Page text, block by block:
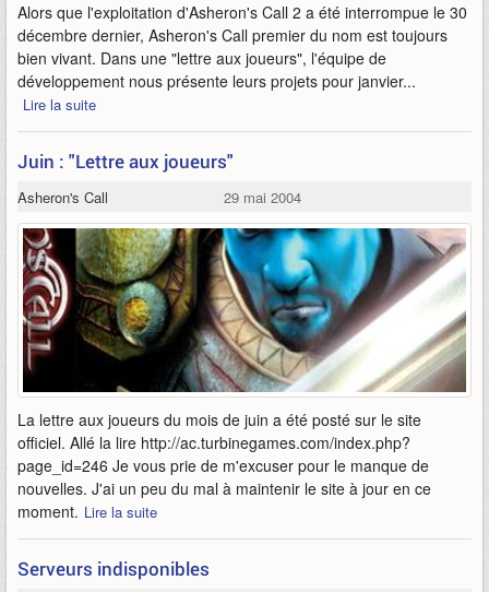
Alors que l'exploitation d'Asheron's Call 2 a été interrompue le 30
décembre dernier, Asheron's Call premier du nom est toujours
bien vivant. Dans une "lettre aux joueurs", l'équipe de
développement nous présente leurs projets pour janvier...
Lire la suite
Juin : "Lettre aux joueurs"
Asheron's Call 29 mai 2004
La lettre aux joueurs du mois de juin a été posté sur le site
officiel. Allé la lire http://ac.turbinegames.com/index.php?
page_id=246 Je vous prie de m'excuser pour le manque de
nouvelles. J'ai un peu du mal à maintenir le site à jour en ce
moment. Lire la suite
Serveurs indisponibles